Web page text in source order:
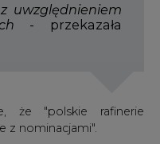
uwzględnieniem
- przekazała
że "polskie rafinerie
z nominacjami".